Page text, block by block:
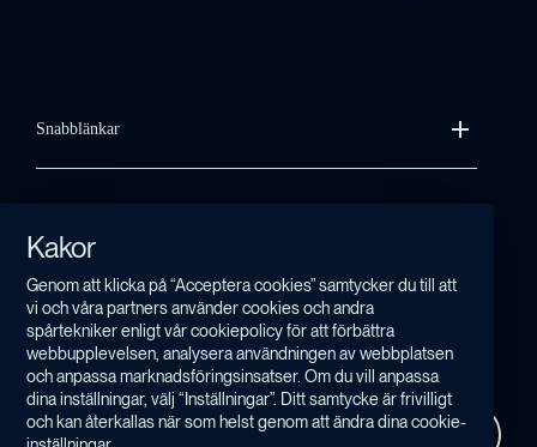
Kakor
Genom att klicka på “Acceptera cookies” samtycker du till att
vi och våra partners använder cookies och andra
spårtekniker enligt vår cookiepolicy för att förbättra
webbupplevelsen, analysera användningen av webbplatsen
och anpassa marknadsföringsinsatser. Om du vill anpassa
dina inställningar, välj “Inställningar”. Ditt samtycke är frivilligt
och kan återkallas när som helst genom att ändra dina cookie-
Snabblänkar
Integritetspolicy & Kakor
Copyright In The Cold 2026
Hantera cookies